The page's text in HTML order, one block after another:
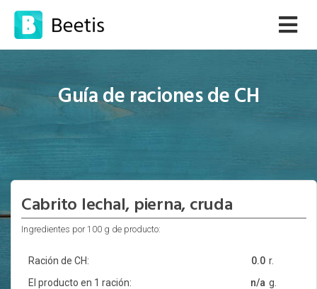
Guía de raciones de CH
Cabrito lechal, pierna, cruda
Ingredientes por 100 g de producto:
Ración de CH: r.
0.0
El producto en 1 ración:
g.
n/a